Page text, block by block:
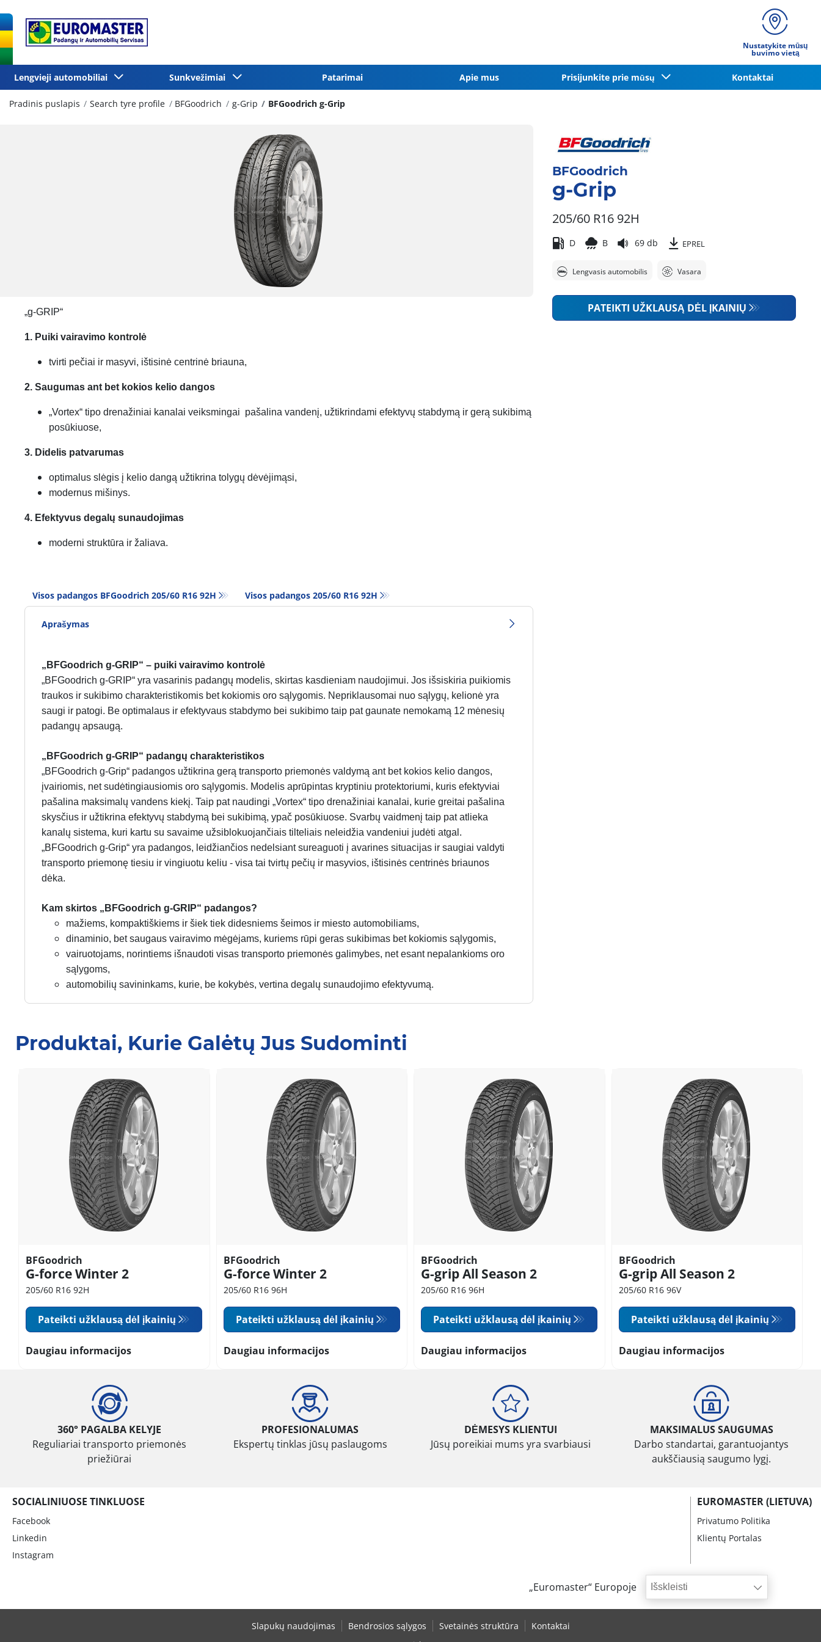
Nustatykite mūsų
buvimo vietą
Lengvieji automobiliai Sunkvežimiai Patarimai Apie mus Prisijunkite prie mūsų Kontaktai
Pradinis puslapis Search tyre profile BFGoodrich g-Grip BFGoodrich g-Grip
„g-GRIP“
1. Puiki vairavimo kontrolė
tvirti pečiai ir masyvi, ištisinė centrinė briauna,
2. Saugumas ant bet kokios kelio dangos
„Vortex“ tipo drenažiniai kanalai veiksmingai pašalina vandenį, užtikrindami efektyvų stabdymą ir gerą sukibimą
posūkiuose,
3. Didelis patvarumas
optimalus slėgis į kelio dangą užtikrina tolygų dėvėjimąsi,
modernus mišinys.
4. Efektyvus degalų sunaudojimas
moderni struktūra ir žaliava.
Visos padangos BFGoodrich 205/60 R16 92H Visos padangos‎ 205/60 R16 92H
Aprašymas
„BFGoodrich g-GRIP“ – puiki vairavimo kontrolė
„BFGoodrich g-GRIP“ yra vasarinis padangų modelis, skirtas kasdieniam naudojimui. Jos išsiskiria puikiomis
traukos ir sukibimo charakteristikomis bet kokiomis oro sąlygomis. Nepriklausomai nuo sąlygų, kelionė yra
saugi ir patogi. Be optimalaus ir efektyvaus stabdymo bei sukibimo taip pat gaunate nemokamą 12 mėnesių
padangų apsaugą.
„BFGoodrich g-GRIP“ padangų charakteristikos
„BFGoodrich g-Grip“ padangos užtikrina gerą transporto priemonės valdymą ant bet kokios kelio dangos,
įvairiomis, net sudėtingiausiomis oro sąlygomis. Modelis aprūpintas kryptiniu protektoriumi, kuris efektyviai
pašalina maksimalų vandens kiekį. Taip pat naudingi „Vortex“ tipo drenažiniai kanalai, kurie greitai pašalina
skysčius ir užtikrina efektyvų stabdymą bei sukibimą, ypač posūkiuose. Svarbų vaidmenį taip pat atlieka
kanalų sistema, kuri kartu su savaime užsiblokuojančiais tilteliais neleidžia vandeniui judėti atgal.
„BFGoodrich g-Grip“ yra padangos, leidžiančios nedelsiant sureaguoti į avarines situacijas ir saugiai valdyti
transporto priemonę tiesiu ir vingiuotu keliu - visa tai tvirtų pečių ir masyvios, ištisinės centrinės briaunos
dėka.
Kam skirtos „BFGoodrich g-GRIP“ padangos?
mažiems, kompaktiškiems ir šiek tiek didesniems šeimos ir miesto automobiliams,
dinaminio, bet saugaus vairavimo mėgėjams, kuriems rūpi geras sukibimas bet kokiomis sąlygomis,
vairuotojams, norintiems išnaudoti visas transporto priemonės galimybes, net esant nepalankioms oro
sąlygoms,
automobilių savininkams, kurie, be kokybės, vertina degalų sunaudojimo efektyvumą.
BFGoodrich
g-Grip
205/60 R16 92H
D B 69 db EPREL
Lengvasis automobilis Vasara
PATEIKTI UŽKLAUSĄ DĖL ĮKAINIŲ
Produktai, Kurie Galėtų Jus Sudominti
BFGoodrich
G-force Winter 2
205/60 R16 92H
Pateikti užklausą dėl įkainių
Daugiau informacijos
BFGoodrich
G-force Winter 2
205/60 R16 96H
Pateikti užklausą dėl įkainių
Daugiau informacijos
BFGoodrich
G-grip All Season 2
205/60 R16 96H
Pateikti užklausą dėl įkainių
Daugiau informacijos
BFGoodrich
G-grip All Season 2
205/60 R16 96V
Pateikti užklausą dėl įkainių
Daugiau informacijos
360° PAGALBA KELYJE
Reguliariai transporto priemonės
priežiūrai
PROFESIONALUMAS
Ekspertų tinklas jūsų paslaugoms
DĖMESYS KLIENTUI
Jūsų poreikiai mums yra svarbiausi
MAKSIMALUS SAUGUMAS
Darbo standartai, garantuojantys
aukščiausią saugumo lygį.
SOCIALINIUOSE TINKLUOSE
Facebook
Linkedin
Instagram
EUROMASTER (LIETUVA)
Privatumo Politika
Klientų Portalas
„Euromaster“ Europoje Išskleisti
Slapukų naudojimas Bendrosios sąlygos Svetainės struktūra Kontaktai